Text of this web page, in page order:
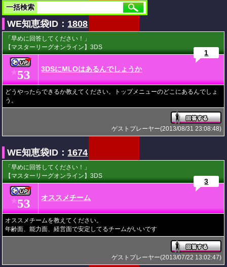
一括検索
WE知恵袋ID： 1808
「早めに回答してください！」
【マスターリーグオンライン】3DS
★53 3DSにMLOはあるんでしょうか
1
どうやったらできるか教えてください。トップメニューのどこにあるんでしょ
う。
ゲストプレーヤー(2013/08/31 23:08:48)
WE知恵袋ID： 1674
「早めに回答してください！」
【マスターリーグオンライン】3DS
★53 オススメチーム
3
オススメチームを教えてください。
年齢面、能力面、経営面で安定してるチームがいいです
ゲストプレーヤー(2013/07/22 13:02:47)